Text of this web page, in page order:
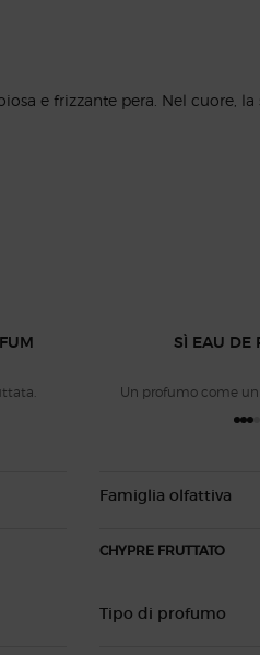
e frizzante pera. Nel cuore, la
SÌ EAU DE
Un profumo come
Famiglia olfattiva
CHYPRE FRUTTATO
Tipo di profumo